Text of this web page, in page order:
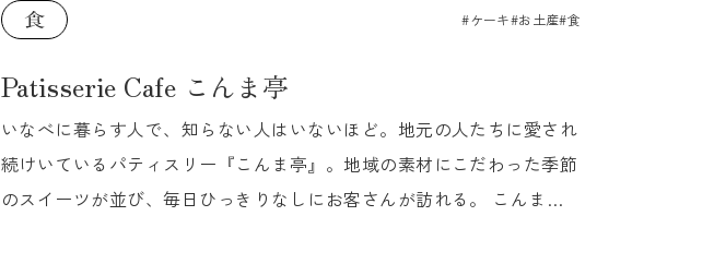
#ケーキ#お土産#食
Patisserie Cafe こんま亭
いなべに暮らす人で、知らない人はいないほど。地元の人たちに愛され
続けいているパティスリー『こんま亭』。地域の素材にこだわった季節
のスイーツが並び、毎日ひっきりなしにお客さんが訪れる。 こんま亭